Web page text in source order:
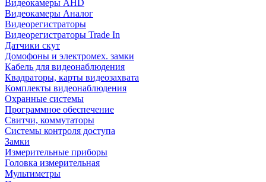
Видеокамеры AHD
Видеокамеры Аналог
Видеорегистраторы
Видеорегистраторы Trade In
Датчики скут
Домофоны и электромех. замки
Кабель для видеонаблюдения
Квадраторы, карты видеозахвата
Комплекты видеонаблюдения
Охранные системы
Программное обеспечение
Свитчи, коммутаторы
Системы контроля доступа
Замки
Измерительные приборы
Головка измерительная
Мультиметры